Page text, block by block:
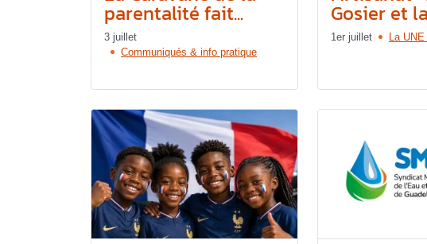
parentalité fait...
3 juillet
Communiqués & info pratique
Gosier et
1er juillet La